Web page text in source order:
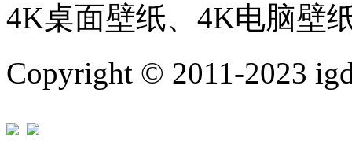
4K桌面壁纸、4K电脑壁
Copyright © 2011-2023